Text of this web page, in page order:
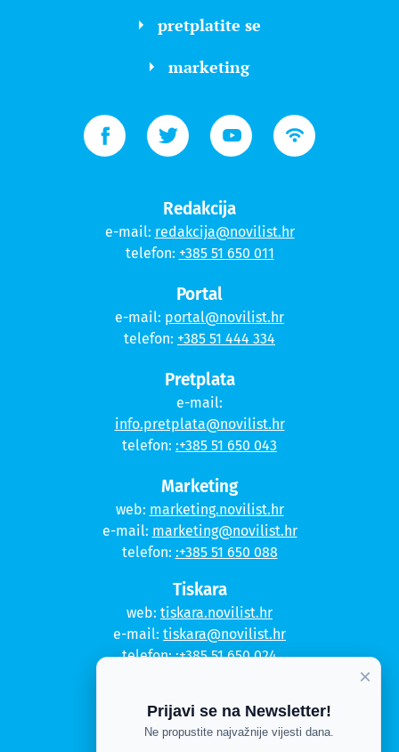
pretplatite se
marketing
Redakcija
e-mail: redakcija@novilist.hr
telefon: +385 51 650 011
Portal
e-mail: portal@novilist.hr
telefon: +385 51 444 334
Pretplata
e-mail:
info.pretplata@novilist.hr
telefon: :+385 51 650 043
Marketing
web: marketing.novilist.hr
e-mail: marketing@novilist.hr
telefon: :+385 51 650 088
Tiskara
web: tiskara.novilist.hr
e-mail: tiskara@novilist.hr
telefon::+385 51 650 024
Kontakt
×
Prijavi se na Newsletter!
Ne propustite najvažnije vijesti dana.